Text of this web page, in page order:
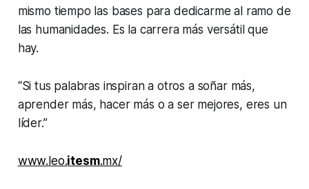
mismo tiempo las bases para dedicarme al ramo de
las humanidades. Es la carrera más versátil que
hay.
“Si tus palabras inspiran a otros a soñar más,
aprender más, hacer más o a ser mejores, eres un
líder.”
www.leo.itesm.mx/